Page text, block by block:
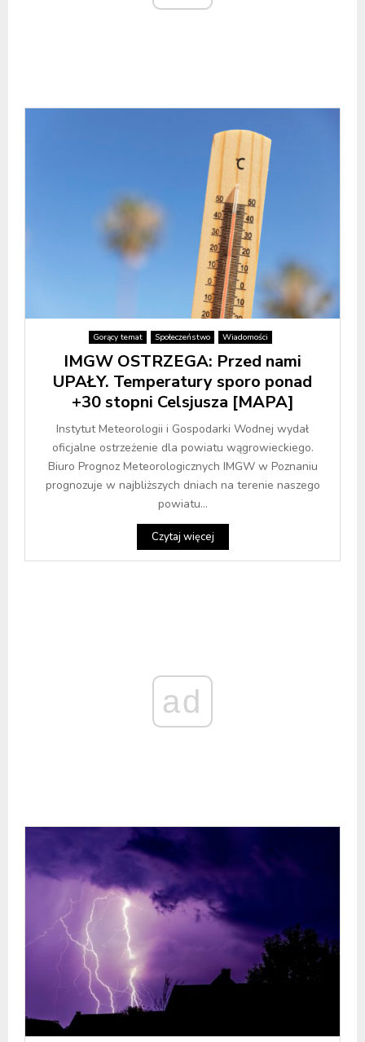
Gorący temat Społeczeństwo Wiadomości
IMGW OSTRZEGA: Przed nami
UPAŁY. Temperatury sporo ponad
+30 stopni Celsjusza [MAPA]
Instytut Meteorologii i Gospodarki Wodnej wydał
oficjalne ostrzeżenie dla powiatu wągrowieckiego.
Biuro Prognoz Meteorologicznych IMGW w Poznaniu
prognozuje w najbliższych dniach na terenie naszego
powiatu...
Czytaj więcej
ad